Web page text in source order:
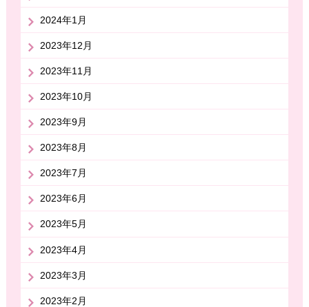
2024年1月
2023年12月
2023年11月
2023年10月
2023年9月
2023年8月
2023年7月
2023年6月
2023年5月
2023年4月
2023年3月
2023年2月